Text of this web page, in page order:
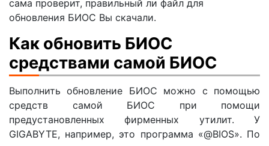
сама проверит, правильный ли файл для
обновления БИОС Вы скачали.
Как обновить БИОС
средствами самой БИОС
Выполнить обновление БИОС можно с помощью
средств самой БИОС при помощи
предустановленных фирменных утилит. У
GIGABYTE, например, это программа «@BIOS». По